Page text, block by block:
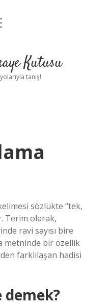
Kutusu
tanış!
sözlükte “tek,
Terim olarak,
ravi sayısı bire
metninde bir özellik
farklılaşan hadisi
demek?